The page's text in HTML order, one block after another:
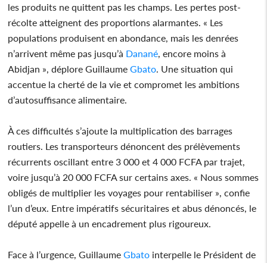
les produits ne quittent pas les champs. Les pertes post-
récolte atteignent des proportions alarmantes. « Les
populations produisent en abondance, mais les denrées
n’arrivent même pas jusqu’à Danané , encore moins à
Abidjan », déplore GuillaumeGbato . Une situation qui
accentue la cherté de la vie et compromet les ambitions
d’autosuffisance alimentaire.
À ces difficultés s’ajoute la multiplication des barrages
routiers. Les transporteurs dénoncent des prélèvements
récurrents oscillant entre 3 000 et 4 000 FCFA par trajet,
voire jusqu’à 20 000 FCFA sur certains axes. « Nous sommes
obligés de multiplier les voyages pour rentabiliser », confie
l’un d’eux. Entre impératifs sécuritaires et abus dénoncés, le
député appelle à un encadrement plus rigoureux.
Face à l’urgence, GuillaumeGbato interpelle le Président de